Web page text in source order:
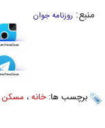
منبع: روزنامه جوان
برچسب ها:خانه ، مسکن